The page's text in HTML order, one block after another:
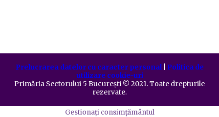
Prelucrarea datelor cu caracter personal| Politica de
utilizare cookie-uri
Primăria Sectorului 5 București ©️ 2021. Toate drepturile
rezervate.
Gestionați consimțământul